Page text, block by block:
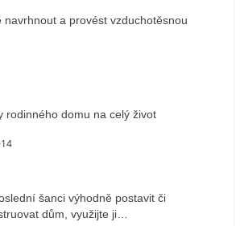
navrhnout a provést vzduchotěsnou
rodinného domu na celý život
šanci výhodně postavit či
dům, využijte ji…